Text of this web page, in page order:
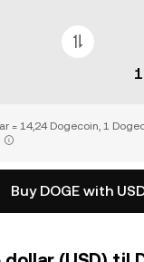
= 14,24 Dogecoin, 1
Buy DOGE with